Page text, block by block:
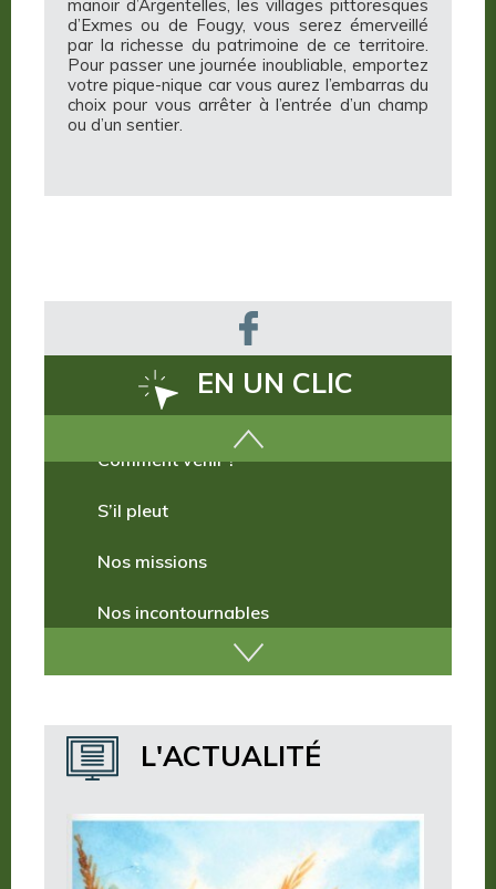
manoir d’Argentelles, les villages pittoresques
d’Exmes ou de Fougy, vous serez émerveillé
par la richesse du patrimoine de ce territoire.
Pour passer une journée inoubliable, emportez
votre pique-nique car vous aurez l’embarras du
choix pour vous arrêter à l’entrée d’un champ
ou d’un sentier.
EN UN CLIC
Nos incontournables
Où dormir ?
L'ACTUALITÉ